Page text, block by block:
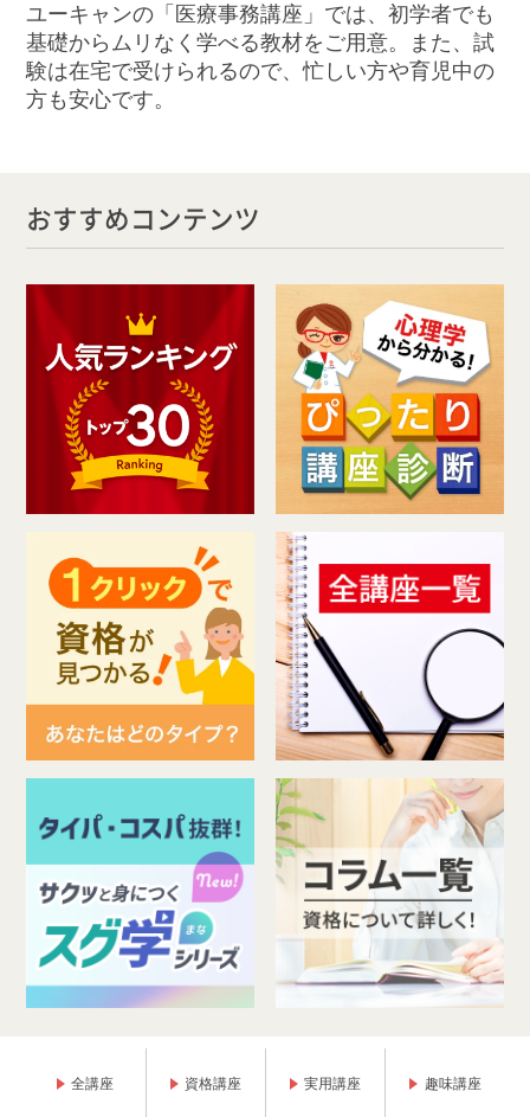
ユーキャンの「医療事務講座」では、初学者でも
基礎からムリなく学べる教材をご用意。また、試
験は在宅で受けられるので、忙しい方や育児中の
方も安心です。
おすすめコンテンツ
全講座 資格講座 実用講座 趣味講座